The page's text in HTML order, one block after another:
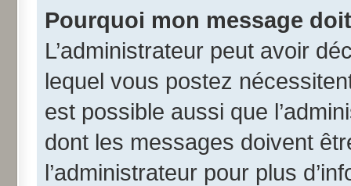
Pourquoi mon message
L’administrateur peut avoir
lequel vous postez
est possible aussi que
dont les messages doivent
l’administrateur pour plus